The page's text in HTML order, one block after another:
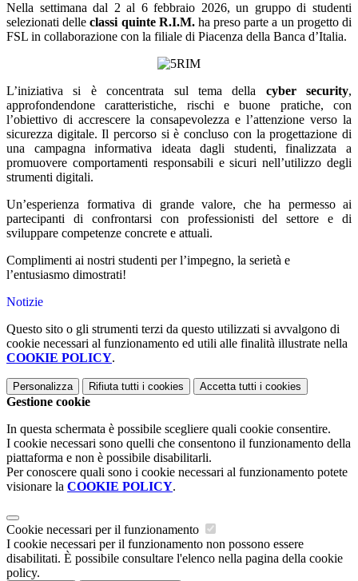
Nella settimana dal 2 al 6 febbraio 2026, un gruppo di studenti
selezionati delleclassi quinte R.I.M.ha preso parte a un progetto di
FSL in collaborazione con la filiale di Piacenza della Banca d’Italia.
L’iniziativa si è concentrata sul tema della cyber security,
approfondendone caratteristiche, rischi e buone pratiche, con
l’obiettivo di accrescere la consapevolezza e l’attenzione verso la
sicurezza digitale. Il percorso si è concluso con la progettazione di
una campagna informativa ideata dagli studenti, finalizzata a
promuovere comportamenti responsabili e sicuri nell’utilizzo degli
strumenti digitali.
Un’esperienza formativa di grande valore, che ha permesso ai
partecipanti di confrontarsi con professionisti del settore e di
sviluppare competenze concrete e attuali.
Complimenti ai nostri studenti per l’impegno, la serietà e
l’entusiasmo dimostrati!
Notizie
Questo sito o gli strumenti terzi da questo utilizzati si avvalgono di
cookie necessari al funzionamento ed utili alle finalità illustrate nella
COOKIE POLICY.
Personalizza Rifiuta tutti i cookies Accetta tutti i cookies
Gestione cookie
In questa schermata è possibile scegliere quali cookie consentire.
I cookie necessari sono quelli che consentono il funzionamento della
piattaforma e non è possibile disabilitarli.
Per conoscere quali sono i cookie necessari al funzionamento potete
visionare la COOKIE POLICY.
Cookie necessari per il funzionamento
I cookie necessari per il funzionamento non possono essere
disabilitati. È possibile consultare l'elenco nella pagina della cookie
policy.